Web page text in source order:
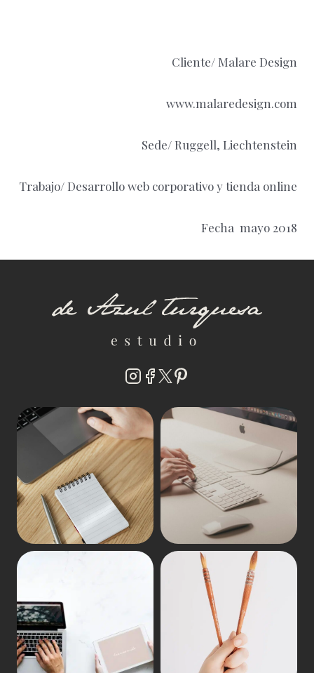
Cliente/ Malare Design
www.malaredesign.com
Sede/ Ruggell, Liechtenstein
Trabajo/ Desarrollo web corporativo y tienda online
Fecha mayo 2018